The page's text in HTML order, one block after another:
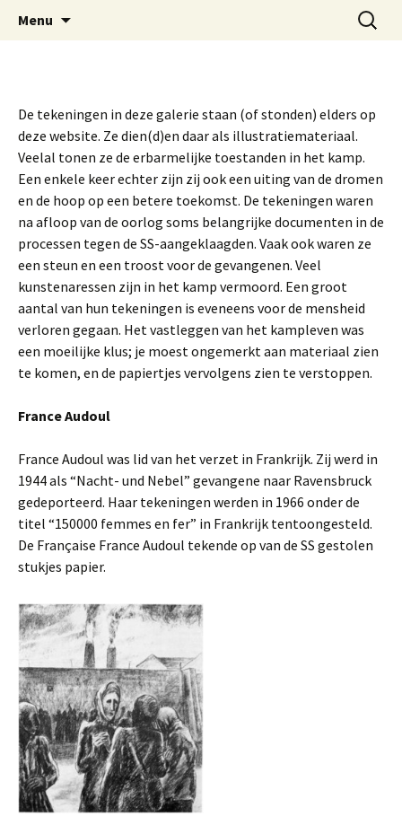
Stichting Comité
Vrouwenconcentratiekamp
Menu
Zoeken
naar:
De tekeningen in deze galerie staan (of stonden) elders op
deze website. Ze dien(d)en daar als illustratiemateriaal.
Veelal tonen ze de erbarmelijke toestanden in het kamp.
Een enkele keer echter zijn zij ook een uiting van de dromen
en de hoop op een betere toekomst. De tekeningen waren
na afloop van de oorlog soms belangrijke documenten in de
processen tegen de SS-aangeklaagden. Vaak ook waren ze
een steun en een troost voor de gevangenen. Veel
kunstenaressen zijn in het kamp vermoord. Een groot
aantal van hun tekeningen is eveneens voor de mensheid
verloren gegaan. Het vastleggen van het kampleven was
een moeilijke klus; je moest ongemerkt aan materiaal zien
te komen, en de papiertjes vervolgens zien te verstoppen.
France Audoul
France Audoul was lid van het verzet in Frankrijk. Zij werd in
1944 als “Nacht- und Nebel” gevangene naar Ravensbruck
gedeporteerd. Haar tekeningen werden in 1966 onder de
titel “150000 femmes en fer” in Frankrijk tentoongesteld.
De Française France Audoul tekende op van de SS gestolen
stukjes papier.